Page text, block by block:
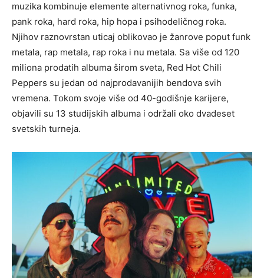
muzika kombinuje elemente alternativnog roka, funka,
pank roka, hard roka, hip hopa i psihodeličnog roka.
Njihov raznovrstan uticaj oblikovao je žanrove poput funk
metala, rap metala, rap roka i nu metala. Sa više od 120
miliona prodatih albuma širom sveta, Red Hot Chili
Peppers su jedan od najprodavanijih bendova svih
vremena. Tokom svoje više od 40-godišnje karijere,
objavili su 13 studijskih albuma i održali oko dvadeset
svetskih turneja.